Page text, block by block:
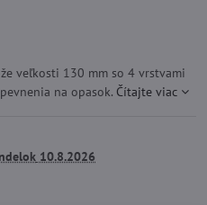
veľkosti 130 mm so 4 vrstvami
na opasok. Čítajte viac
10.8.2026